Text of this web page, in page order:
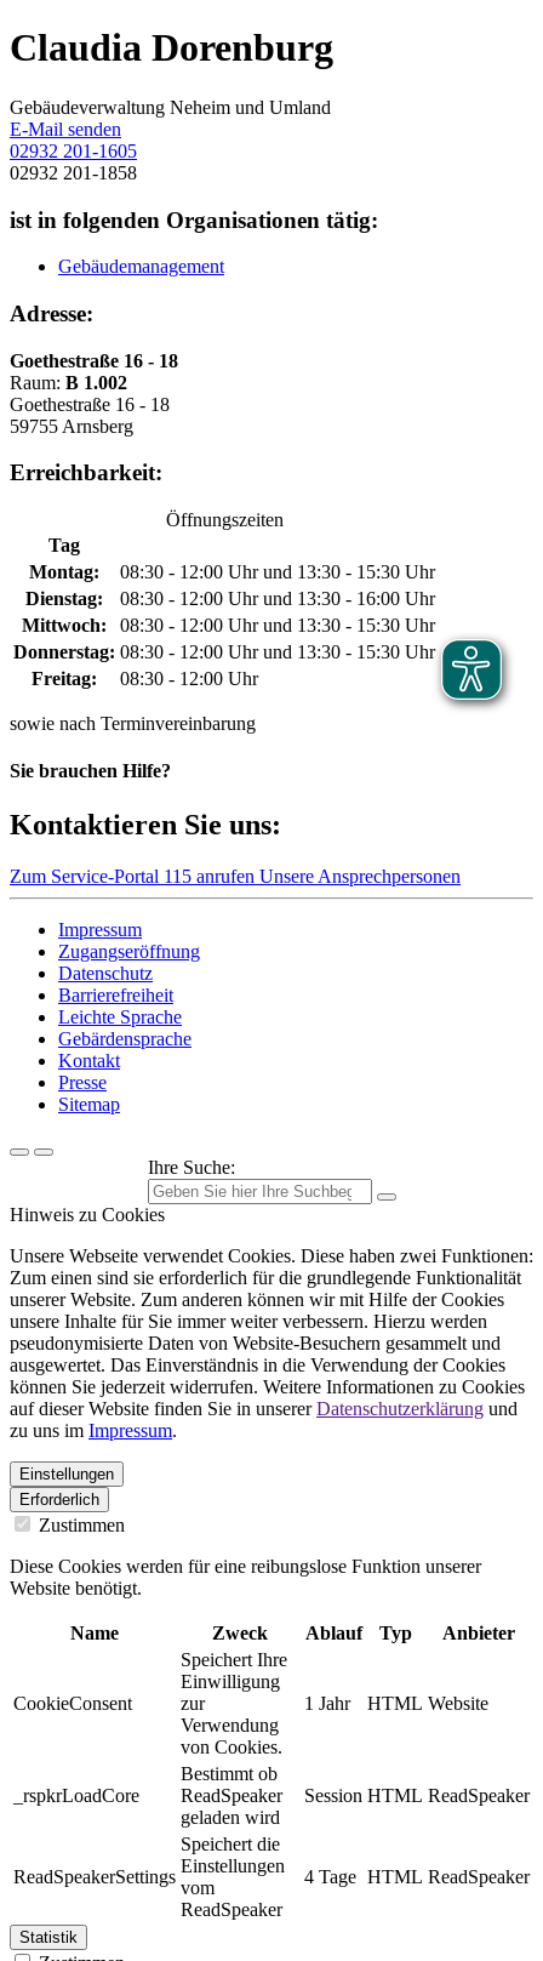
Claudia Dorenburg
Gebäudeverwaltung Neheim und Umland
E-Mail senden
02932 201-1605
02932 201-1858
ist in folgenden Organisationen tätig:
Gebäudemanagement
Adresse:
Goethestraße 16 - 18
Raum: B 1.002
Goethestraße 16 - 18
59755 Arnsberg
Erreichbarkeit:
Öffnungszeiten
Tag
Montag:
08:30 - 12:00 Uhr und 13:30 - 15:30 Uhr
Dienstag:
08:30 - 12:00 Uhr und 13:30 - 16:00 Uhr
Mittwoch:
08:30 - 12:00 Uhr und 13:30 - 15:30 Uhr
Donnerstag: 08:30 - 12:00 Uhr und 13:30 - 15:30 Uhr
Freitag:
08:30 - 12:00 Uhr
sowie nach Terminvereinbarung
Sie brauchen Hilfe?
Kontaktieren Sie uns:
Zum Service-Portal 115 anrufen Unsere Ansprechpersonen
Impressum
Zugangseröffnung
Datenschutz
Barrierefreiheit
Leichte Sprache
Gebärdensprache
Kontakt
Presse
Sitemap
Ihre Suche:
Hinweis zu Cookies
Unsere Webseite verwendet Cookies. Diese haben zwei Funktionen:
Zum einen sind sie erforderlich für die grundlegende Funktionalität
unserer Website. Zum anderen können wir mit Hilfe der Cookies
unsere Inhalte für Sie immer weiter verbessern. Hierzu werden
pseudonymisierte Daten von Website-Besuchern gesammelt und
ausgewertet. Das Einverständnis in die Verwendung der Cookies
können Sie jederzeit widerrufen. Weitere Informationen zu Cookies
auf dieser Website finden Sie in unsererDatenschutzerklärung und
zu uns im Impressum.
Einstellungen
Erforderlich
Zustimmen
Diese Cookies werden für eine reibungslose Funktion unserer
Website benötigt.
Name Zweck Ablauf Typ Anbieter
CookieConsent
Speichert Ihre
Einwilligung
zur
Verwendung
von Cookies.
1 Jahr HTML Website
_rspkrLoadCore
Bestimmt ob
ReadSpeaker
geladen wird
Session HTML ReadSpeaker
ReadSpeakerSettings
Speichert die
Einstellungen
vom
ReadSpeaker
4 Tage HTML ReadSpeaker
Statistik